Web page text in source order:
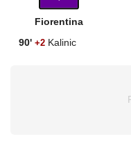
Fiorentina
90' +2 Kalinic